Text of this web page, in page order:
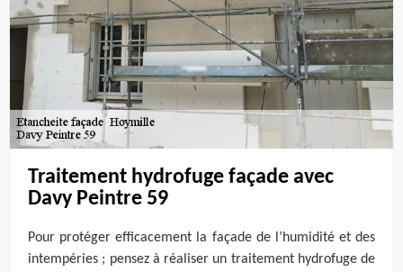
Traitement hydrofuge façade avec
Davy Peintre 59
Pour protéger efficacement la façade de l’humidité et des
intempéries ; pensez à réaliser un traitement hydrofuge de